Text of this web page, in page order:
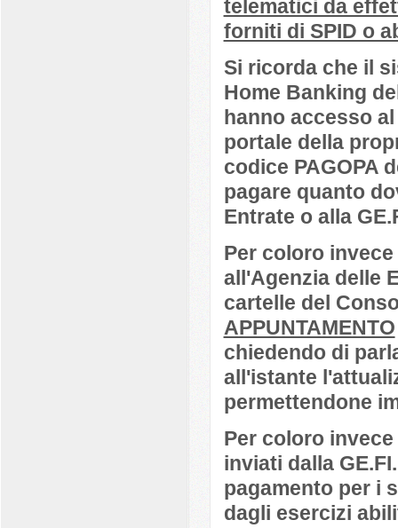
telematici da
forniti di SPID o
Si ricorda che il
Home Banking
hanno accesso
portale della
codice PAGOPA
pagare quanto
Entrate o alla
Per coloro
all'Agenzia delle
cartelle del
APPUNTAMENTO
chiedendo di
all'istante
permettendone
Per coloro
inviati dalla
pagamento per i
dagli esercizi